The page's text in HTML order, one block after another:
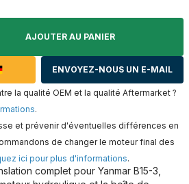
AJOUTER AU PANIER
ENVOYEZ-NOUS UN E-MAIL
la qualité OEM et la qualité Aftermarket ?
.
et prévenir d'éventuelles différences en
de changer le moteur final des
ici pour plus d'informations.
complet pour Yanmar B15-3,